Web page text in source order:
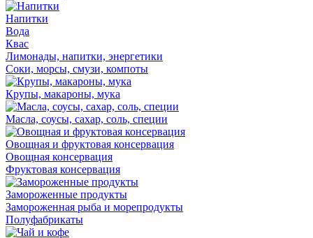
Напитки
Вода
Квас
Лимонады, напитки, энергетики
Соки, морсы, смузи, компоты
Крупы, макароны, мука
Масла, соусы, сахар, соль, специи
Овощная и фруктовая консервация
Овощная консервация
Фруктовая консервация
Замороженные продукты
Замороженная рыба и морепродукты
Полуфабрикаты